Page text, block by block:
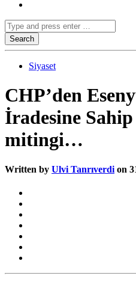
Siyaset
CHP’den
İradesine Sahip
mitingi…
Written by Ulvi Tanrıverdi on